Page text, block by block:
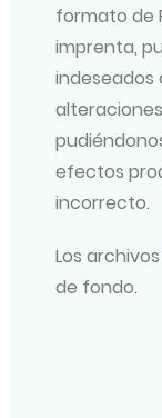
formato de
imprenta,
efectos
incorrecto.
Los
de fondo.